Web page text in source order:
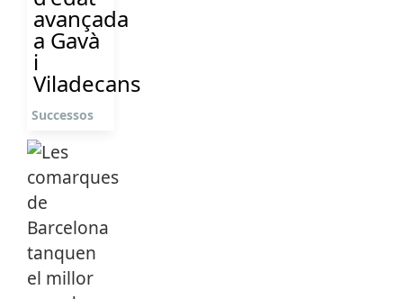
avançada
a Gavà
i
Viladecans
Successos